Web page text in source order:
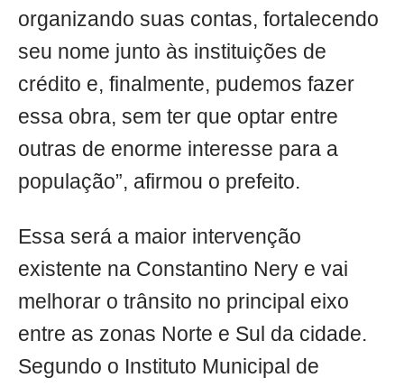
organizando suas contas, fortalecendo
seu nome junto às instituições de
crédito e, finalmente, pudemos fazer
essa obra, sem ter que optar entre
outras de enorme interesse para a
população”, afirmou o prefeito.
Essa será a maior intervenção
existente na Constantino Nery e vai
melhorar o trânsito no principal eixo
entre as zonas Norte e Sul da cidade.
Segundo o Instituto Municipal de